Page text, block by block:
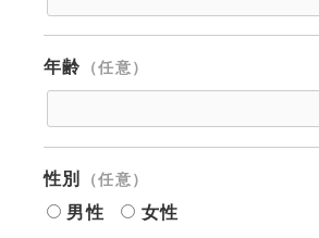
年齢 （任意）
性別 （任意）
男性 女性